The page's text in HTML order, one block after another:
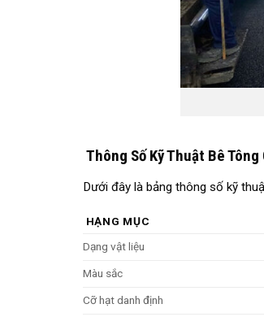
Thông Số Kỹ Thuật Bê
Dưới đây là bảng thông số kỹ
HẠNG MỤC
Dạng vật liệu
Màu sắc
Cỡ hạt danh định